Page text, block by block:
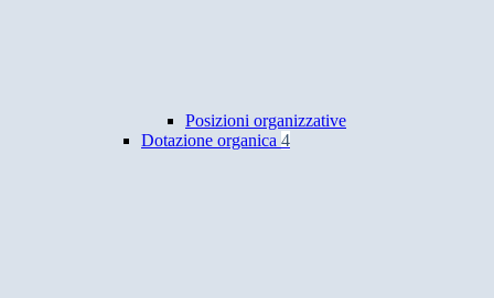
Posizioni organizzative
Dotazione organica 4